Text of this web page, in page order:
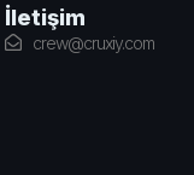
İletişim
crew@cruxiy.com